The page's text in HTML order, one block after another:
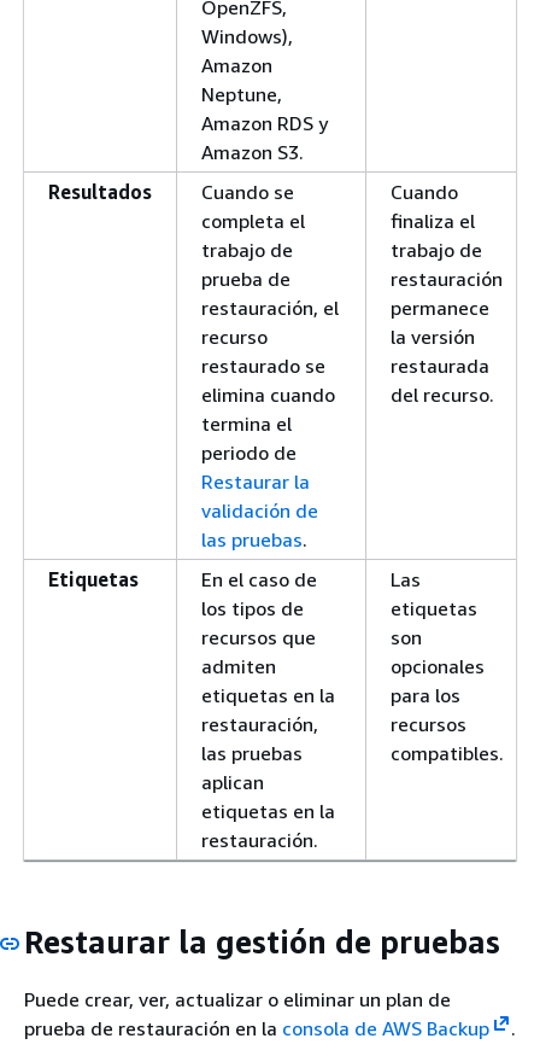
OpenZFS,
Windows),
Amazon
Neptune,
Amazon RDS y
Amazon S3.
Resultados
Cuando se
completa el
trabajo de
prueba de
restauración, el
recurso
restaurado se
elimina cuando
termina el
periodo de
Restaurar la
validación de
las pruebas.
Cuando
finaliza el
trabajo de
restauración
permanece
la versión
restaurada
del recurso.
Etiquetas
En el caso de
los tipos de
recursos que
admiten
etiquetas en la
restauración,
las pruebas
aplican
etiquetas en la
restauración.
Las
etiquetas
son
opcionales
para los
recursos
compatibles.
Restaurar la gestión de pruebas
Puede crear, ver, actualizar o eliminar un plan de
prueba de restauración en la consola de AWS Backup
.